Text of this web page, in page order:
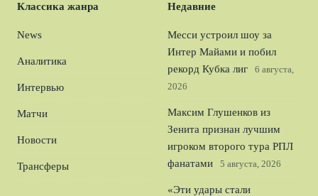
Классика жанра
News
Аналитика
Интервью
Матчи
Новости
Трансферы
Недавние
Месси устроил шоу за
Интер Майами и побил
рекорд Кубка лиг
6 августа,
2026
Максим Глушенков из
Зенита признан лучшим
игроком второго тура РПЛ
фанатами
5 августа, 2026
«Эти удары стали